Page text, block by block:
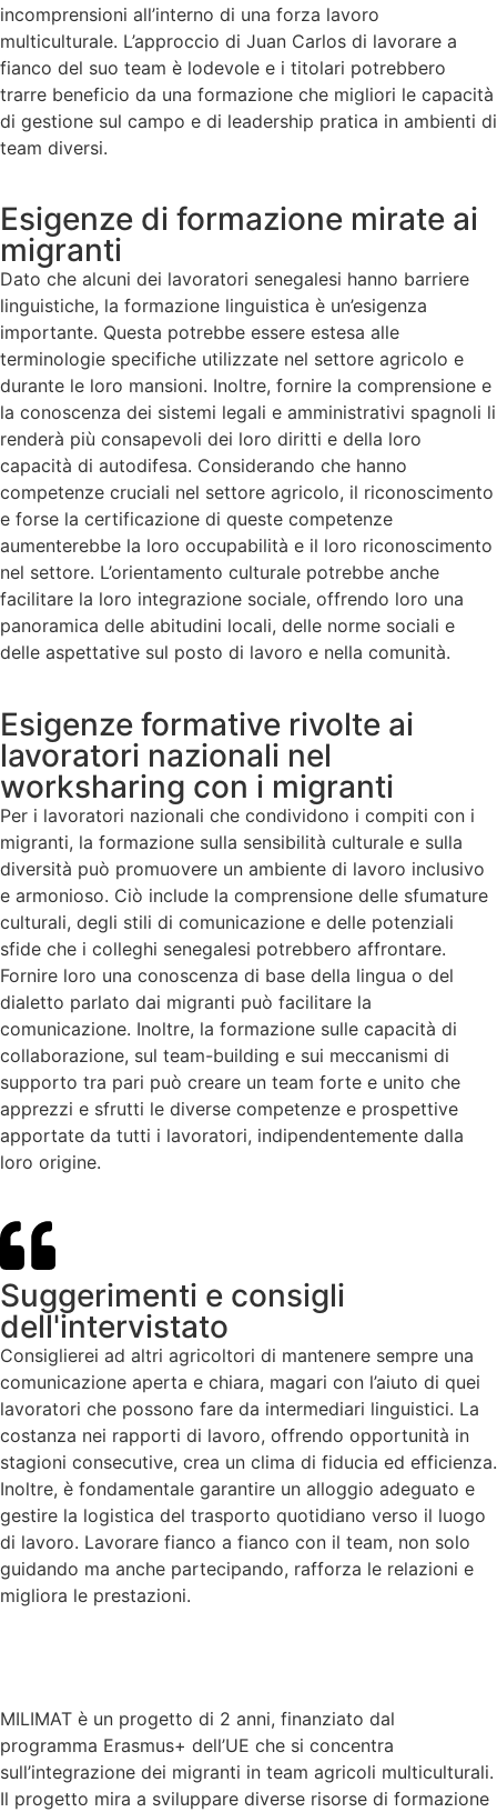
incomprensioni all’interno di una forza lavoro
multiculturale. L’approccio di Juan Carlos di lavorare a
fianco del suo team è lodevole e i titolari potrebbero
trarre beneficio da una formazione che migliori le capacità
di gestione sul campo e di leadership pratica in ambienti di
team diversi.
Esigenze di formazione mirate ai
migranti
Dato che alcuni dei lavoratori senegalesi hanno barriere
linguistiche, la formazione linguistica è un’esigenza
importante. Questa potrebbe essere estesa alle
terminologie specifiche utilizzate nel settore agricolo e
durante le loro mansioni. Inoltre, fornire la comprensione e
la conoscenza dei sistemi legali e amministrativi spagnoli li
renderà più consapevoli dei loro diritti e della loro
capacità di autodifesa. Considerando che hanno
competenze cruciali nel settore agricolo, il riconoscimento
e forse la certificazione di queste competenze
aumenterebbe la loro occupabilità e il loro riconoscimento
nel settore. L’orientamento culturale potrebbe anche
facilitare la loro integrazione sociale, offrendo loro una
panoramica delle abitudini locali, delle norme sociali e
delle aspettative sul posto di lavoro e nella comunità.
Esigenze formative rivolte ai
lavoratori nazionali nel
worksharing con i migranti
Per i lavoratori nazionali che condividono i compiti con i
migranti, la formazione sulla sensibilità culturale e sulla
diversità può promuovere un ambiente di lavoro inclusivo
e armonioso. Ciò include la comprensione delle sfumature
culturali, degli stili di comunicazione e delle potenziali
sfide che i colleghi senegalesi potrebbero affrontare.
Fornire loro una conoscenza di base della lingua o del
dialetto parlato dai migranti può facilitare la
comunicazione. Inoltre, la formazione sulle capacità di
collaborazione, sul team-building e sui meccanismi di
supporto tra pari può creare un team forte e unito che
apprezzi e sfrutti le diverse competenze e prospettive
apportate da tutti i lavoratori, indipendentemente dalla
loro origine.
Suggerimenti e consigli
dell'intervistato
Consiglierei ad altri agricoltori di mantenere sempre una
comunicazione aperta e chiara, magari con l’aiuto di quei
lavoratori che possono fare da intermediari linguistici. La
costanza nei rapporti di lavoro, offrendo opportunità in
stagioni consecutive, crea un clima di fiducia ed efficienza.
Inoltre, è fondamentale garantire un alloggio adeguato e
gestire la logistica del trasporto quotidiano verso il luogo
di lavoro. Lavorare fianco a fianco con il team, non solo
guidando ma anche partecipando, rafforza le relazioni e
migliora le prestazioni.
MILIMAT è un progetto di 2 anni, finanziato dal
programma Erasmus+ dell’UE che si concentra
sull’integrazione dei migranti in team agricoli multiculturali.
Il progetto mira a sviluppare diverse risorse di formazione